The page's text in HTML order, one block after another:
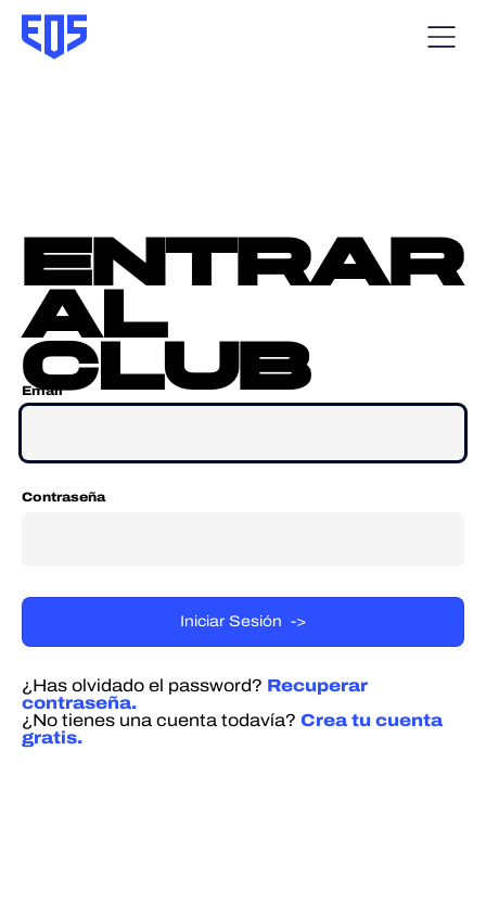
entrar
al
club
Email
Contraseña
¿Has olvidado el password? Recuperar
contraseña.
¿No tienes una cuenta todavía? Crea tu cuenta
gratis.